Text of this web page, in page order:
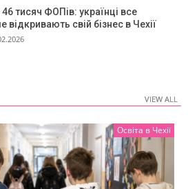
тисяч ФОПів: українці все
відкривають свій бізнес в Чехії
VIEW ALL
Освіта в Чехії
VIEW ALL